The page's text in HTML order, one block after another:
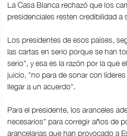
La Casa Blanca rechazó que los
presidenciales resten credibilidad a
Los presidentes de esos países,
las cartas en serio porque se han
serio", y esa es la razón por la que
juicio, "no para de sonar con
llegar a un acuerdo".
Para el presidente, los aranceles
necesarios" para corregir años de
arancelarias que han provocado a